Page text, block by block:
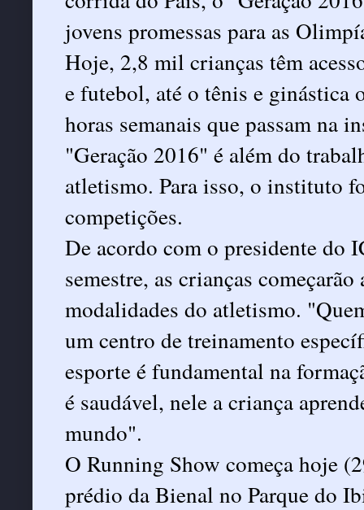
jovens promessas para as
Hoje, 2,8 mil crianças têm
e futebol, até o tênis e
horas semanais que passam na
"Geração 2016" é além do
atletismo. Para isso, o instituto
competições.
De acordo com o presidente do
semestre, as crianças
modalidades do atletismo.
um centro de treinamento
esporte é fundamental na
é saudável, nele a criança
mundo".
O Running Show começa hoje
prédio da Bienal no Parque do